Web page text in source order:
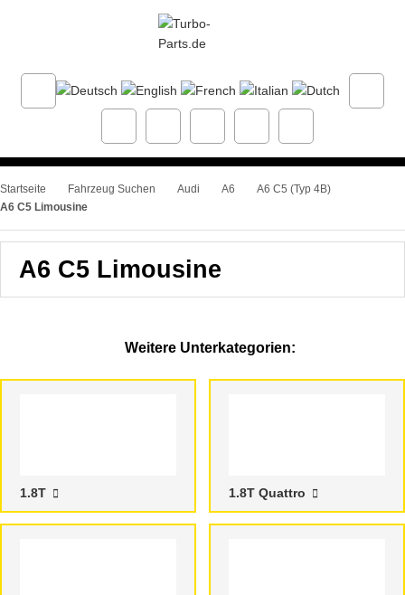
Startseite Fahrzeug Suchen Audi A6
A6 C5 (Typ 4B)
A6 C5 Limousine
A6 C5 Limousine
Weitere Unterkategorien:
1.8T 1.8T Quattro